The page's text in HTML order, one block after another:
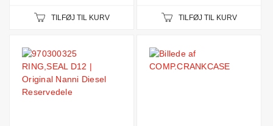
TILFØJ TIL KURV TILFØJ TIL KURV